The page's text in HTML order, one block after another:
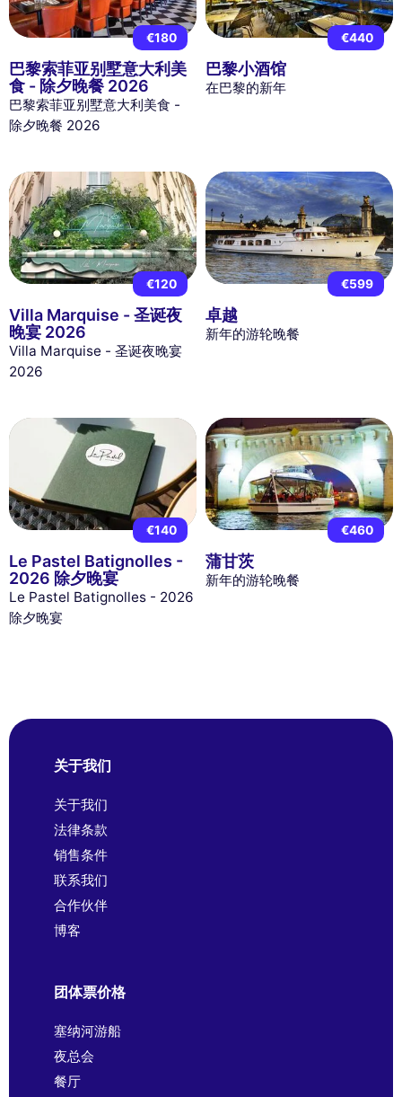
€180
巴黎索菲亚别墅意大利美
食 - 除夕晚餐 2026
巴黎索菲亚别墅意大利美食 -
除夕晚餐 2026
€440
巴黎小酒馆
在巴黎的新年
€120
Villa Marquise - 圣诞夜
晚宴 2026
Villa Marquise - 圣诞夜晚宴
2026
€599
卓越
新年的游轮晚餐
€140
Le Pastel Batignolles -
2026 除夕晚宴
Le Pastel Batignolles - 2026
除夕晚宴
€460
蒲甘茨
新年的游轮晚餐
关于我们
关于我们
法律条款
销售条件
联系我们
合作伙伴
博客
团体票价格
塞纳河游船
夜总会
餐厅